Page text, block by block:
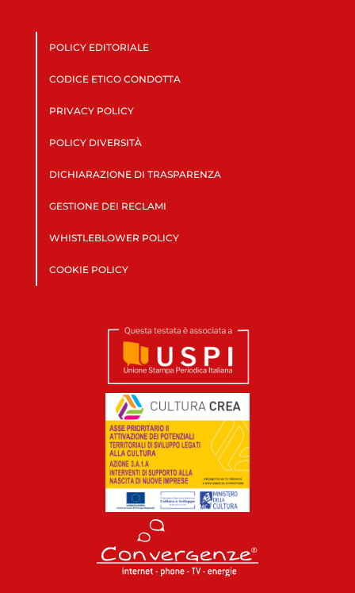
POLICY EDITORIALE
CODICE ETICO CONDOTTA
PRIVACY POLICY
POLICY DIVERSITÀ
DICHIARAZIONE DI TRASPARENZA
GESTIONE DEI RECLAMI
WHISTLEBLOWER POLICY
COOKIE POLICY